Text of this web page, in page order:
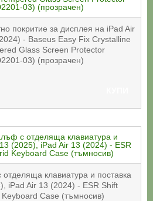
покритие за дисплея на iPad Air
- Baseus Easy Fix Crystalline
Glass Screen Protector
03) (прозрачен)
клавиатура и поставка
iPad Air 13 (2024) - ESR Shift
Case (тъмносив)